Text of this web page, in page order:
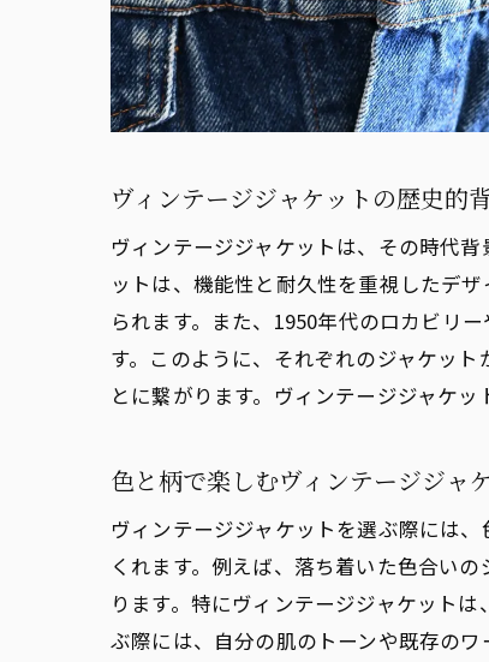
ヴィンテージジャケットの歴史的
ヴィンテージジャケットは、その時代
ットは、機能性と耐久性を重視したデ
られます。また、1950年代のロカビリ
す。このように、それぞれのジャケッ
とに繋がります。ヴィンテージジャケ
色と柄で楽しむヴィンテージジャ
ヴィンテージジャケットを選ぶ際には
くれます。例えば、落ち着いた色合い
ります。特にヴィンテージジャケット
ぶ際には、自分の肌のトーンや既存の